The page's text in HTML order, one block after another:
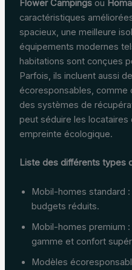
Flower Campingsou
caractéristiques
spacieux, une meilleure
équipements modernes
habitations sont conçues
Parfois, ils incluent aussi
écoresponsables, comme
des systèmes de
peut séduire les
empreinte écologique.
Liste des différents types
Mobil-homes standard
budgets réduits.
Mobil-homes premium
gamme et confort
Modèles